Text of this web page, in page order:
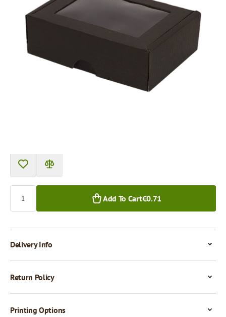
120 x 90 x 40 mm
Material:
black corrugated cardboard
Thickness:
Product can be collected from a pickup point.
Add To Cart€0.71
Delivery Info
Return Policy
Printing Options